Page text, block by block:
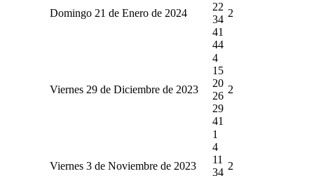
Domingo 21 de Enero de 2024
22
34
41
44
2
Viernes 29 de Diciembre de 2023
4
15
20
26
29
41
2
Viernes 3 de Noviembre de 2023
1
4
11
34
2